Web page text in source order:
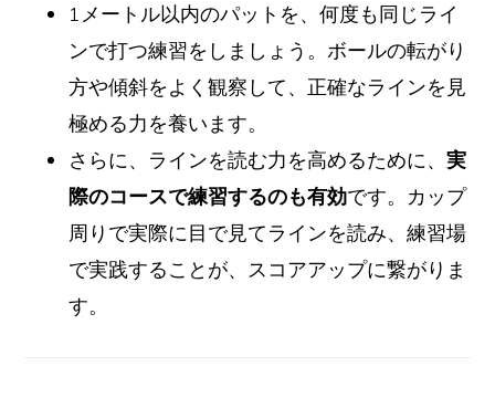
1メートル以内のパットを、何度も同じライ
ンで打つ練習をしましょう。ボールの転がり
方や傾斜をよく観察して、正確なラインを見
極める力を養います。
さらに、ラインを読む力を高めるために、実
際のコースで練習するのも有効です。カップ
周りで実際に目で見てラインを読み、練習場
で実践することが、スコアアップに繋がりま
す。